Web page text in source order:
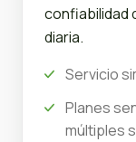
confiabilidad
diaria.
Servicio
Planes
múltiples